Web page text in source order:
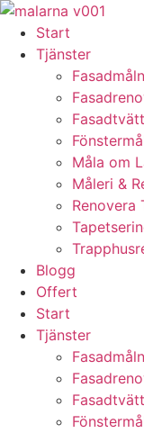
Skip
content
Start
Tjänster
Måla om
Måleri &
Renovera
Blogg
Offert
Start
Tjänster